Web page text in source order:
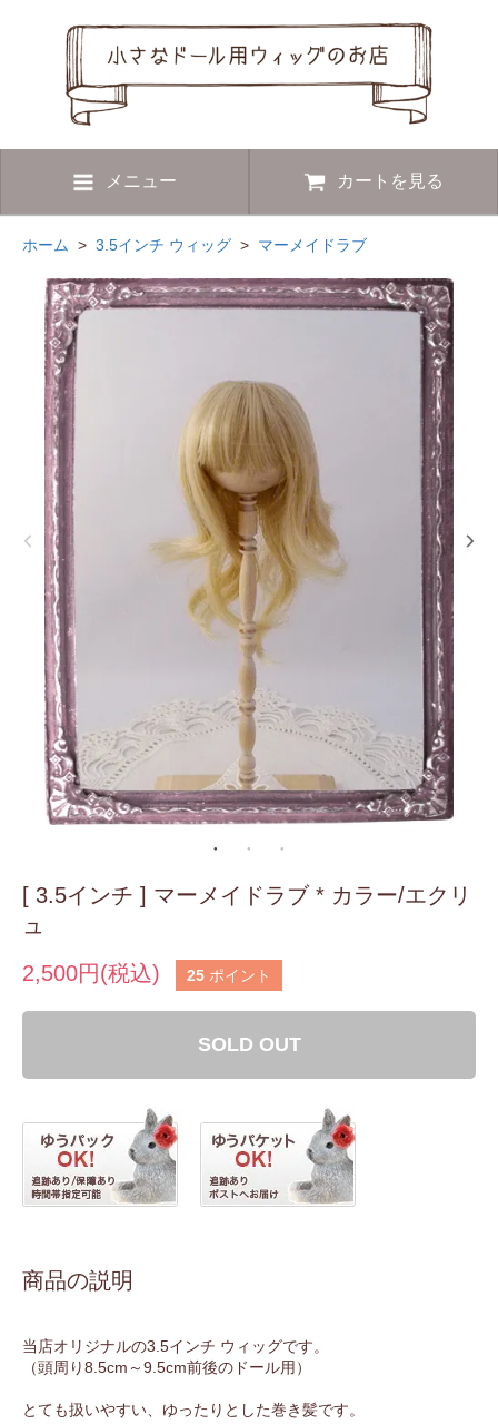
メニュー カートを見る
ホーム > 3.5インチ ウィッグ > マーメイドラブ
[ 3.5インチ ] マーメイドラブ * カラー/エクリ
ュ
2,500円(税込)
25 ポイント
SOLD OUT
商品の説明
当店オリジナルの3.5インチ ウィッグです。
（頭周り8.5cm～9.5cm前後のドール用）
とても扱いやすい、ゆったりとした巻き髪です。